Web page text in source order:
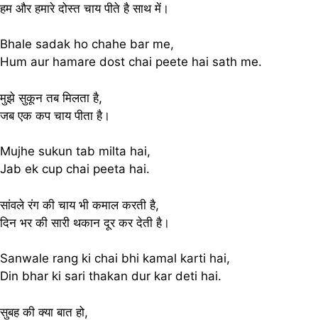
हम और हमारे दोस्त चाय पीते है साथ में।
Bhale sadak ho chahe bar me,
Hum aur hamare dost chai peete hai sath me.
मुझे सुकून तब मिलता है,
जब एक कप चाय पीता है।
Mujhe sukun tab milta hai,
Jab ek cup chai peeta hai.
सांवले रंग की चाय भी कमाल करती है,
दिन भर की सारी थकान दूर कर देती है।
Sanwale rang ki chai bhi kamal karti hai,
Din bhar ki sari thakan dur kar deti hai.
सुबह की क्या बात हो,